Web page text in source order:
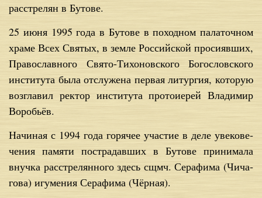
рас­стре­лян в Бу­то­ве.
25 июня 1995 го­да в Бу­то­ве в по­ход­ном па­ла­точ­ном
хра­ме Всех Свя­тых, в зем­ле Рос­сий­ской про­си­яв­ших,
Пра­во­слав­но­го Свя­то-Ти­хо­нов­ско­го Бо­го­слов­ско­го
ин­сти­ту­та бы­ла от­слу­же­на пер­вая ли­тур­гия, ко­то­рую
воз­гла­вил рек­тор ин­сти­ту­та про­то­и­е­рей Вла­ди­мир
Во­ро­бьёв.
На­чи­ная с 1994 го­да го­ря­чее уча­стие в де­ле уве­ко­ве­
че­ния па­мя­ти по­стра­дав­ших в Бу­то­ве при­ни­ма­ла
внуч­ка рас­стре­лян­но­го здесь сщ­мч. Се­ра­фи­ма (Чи­ча­
го­ва) игу­ме­ния Се­ра­фи­ма (Чёр­ная).